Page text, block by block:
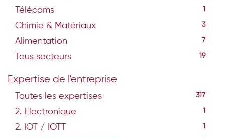
Télécoms 1
Chimie & Matériaux 3
Alimentation 7
Tous secteurs 19
Expertise de l'entreprise
Toutes les expertises 317
2. Electronique 1
2. IOT / IOTT 1